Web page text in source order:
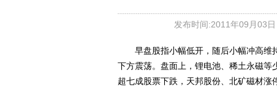
发布时间:2011年09月03
早盘股指小幅低开，随后小幅冲高维
下方震荡。盘面上，锂电池、稀土永磁
超七成股票下跌，天邦股份、北矿磁材涨